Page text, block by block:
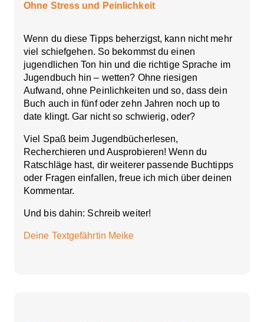
Ohne Stress und Peinlichkeit
Wenn du diese Tipps beherzigst, kann nicht mehr
viel schiefgehen. So bekommst du einen
jugendlichen Ton hin und die richtige Sprache im
Jugendbuch hin – wetten? Ohne riesigen
Aufwand, ohne Peinlichkeiten und so, dass dein
Buch auch in fünf oder zehn Jahren noch up to
date klingt. Gar nicht so schwierig, oder?
Viel Spaß beim Jugendbücherlesen,
Recherchieren und Ausprobieren! Wenn du
Ratschläge hast, dir weiterer passende Buchtipps
oder Fragen einfallen, freue ich mich über deinen
Kommentar.
Und bis dahin: Schreib weiter!
Deine Textgefährtin Meike